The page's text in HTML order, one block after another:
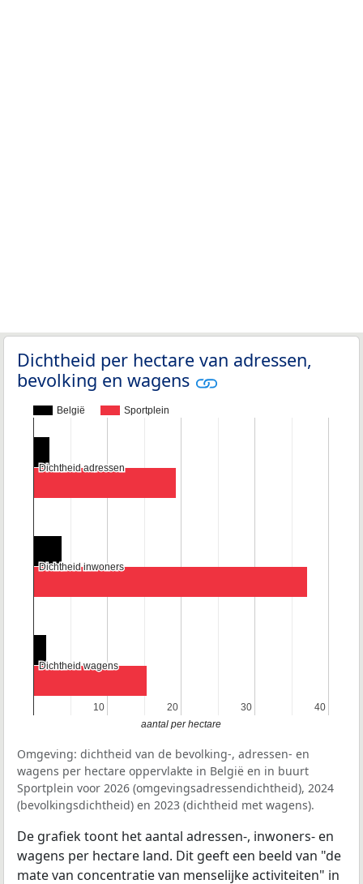
Dichtheid per hectare van adressen,
bevolking en wagens
België Sportplein
10
10 20
20 30
30 40
40
Dichtheid adressen
Dichtheid adressen
Dichtheid inwoners
Dichtheid inwoners
Dichtheid wagens
Dichtheid wagens
aantal per hectare
Omgeving: dichtheid van de bevolking-, adressen- en
wagens per hectare oppervlakte in België en in buurt
Sportplein voor 2026 (omgevingsadressendichtheid), 2024
(bevolkingsdichtheid) en 2023 (dichtheid met wagens).
De grafiek toont het aantal adressen-, inwoners- en
wagens per hectare land. Dit geeft een beeld van "de
mate van concentratie van menselijke activiteiten" in